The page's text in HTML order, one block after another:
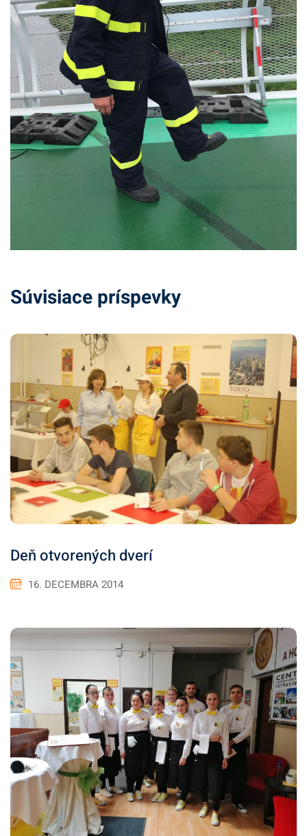
Súvisiace príspevky
Deň otvorených dverí
16. DECEMBRA 2014